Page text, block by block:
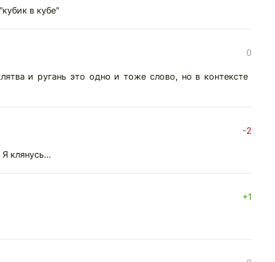
в кубе"
0
и ругань это одно и тоже слово, но в контексте
-2
клянусь...
+1